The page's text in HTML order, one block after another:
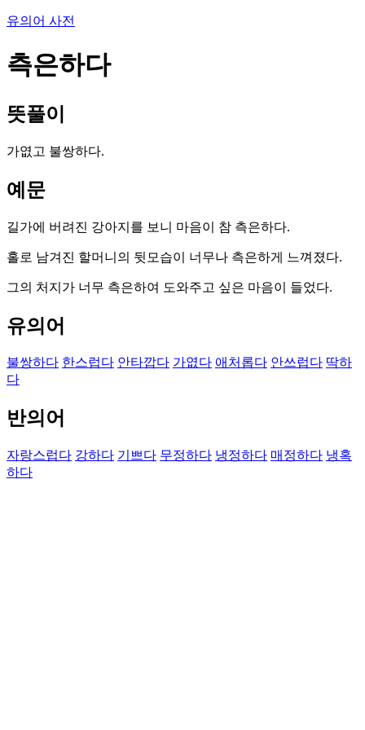
유의어 사전
측은하다
뜻풀이
가엾고 불쌍하다.
예문
길가에 버려진 강아지를 보니 마음이 참 측은하다.
홀로 남겨진 할머니의 뒷모습이 너무나 측은하게 느껴졌다.
그의 처지가 너무 측은하여 도와주고 싶은 마음이 들었다.
유의어
불쌍하다 한스럽다 안타깝다 가엾다 애처롭다 안쓰럽다 딱하
다
반의어
자랑스럽다 강하다 기쁘다 무정하다 냉정하다 매정하다 냉혹
하다